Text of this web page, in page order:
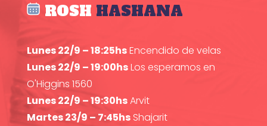
ROSH HASHANA
Lunes 22/9 – 18:25hsEncendido de velas
Lunes 22/9 – 19:00hsLos esperamos en
O'Higgins 1560
Lunes 22/9 – 19:30hsArvit
Martes 23/9 – 7:45hsShajarit